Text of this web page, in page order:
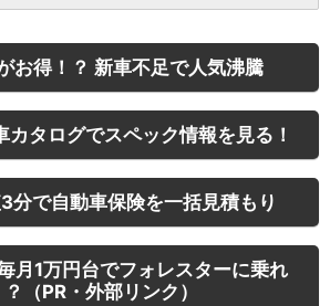
お得！？ 新車不足で人気沸騰
カタログでスペック情報を見る！
3分で自動車保険を一括見積もり
月1万円台でフォレスターに乗れ
（PR・外部リンク）